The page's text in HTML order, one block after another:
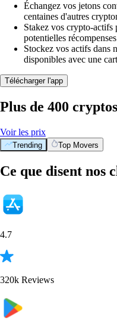
Échangez vos jetons
centaines d'autres
Stakez vos crypto-actifs
potentielles
Stockez vos actifs dans
disponibles avec une
Télécharger l'app
Plus de 400
Voir les prix
Trending Top Movers
Ce que disent nos
4.7
320k Reviews